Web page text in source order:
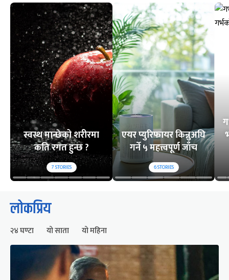
स्वस्थ मान्छेको शरीरमा
कति रगत हुन्छ ?
7STORIES
एयर प्युरिफायर किन्नुअघि
गर्ने ५ महत्त्वपूर्ण जाँच
6STORIES
लोकप्रिय
२४ घण्टा यो साता यो महिना